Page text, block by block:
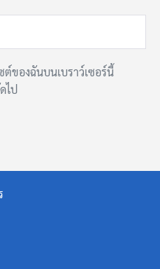
ของฉันบนเบราว์เซอร์นี้
ไป